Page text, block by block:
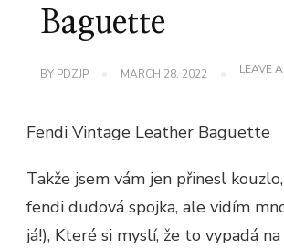
Baguette
BY PDZJP MARCH 28, 2022 LEAVE
Fendi Vintage Leather Baguette
Takže jsem vám jen přinesl
fendi dudová spojka, ale vidím
já!), Které si myslí, že to vypadá